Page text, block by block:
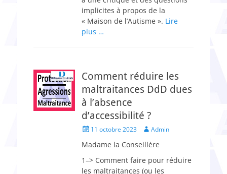
implicites à propos de la
« Maison de l’Autisme ». Lire
plus …
Comment réduire les
maltraitances DdD dues
à l’absence
d’accessibilité ?
Posted11 octobre 2023 Author
Admin
Madame la Conseillère
1–> Comment faire pour réduire
les maltraitances (ou les